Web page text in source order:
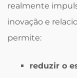
realmente
inovação e
permite:
reduzir o